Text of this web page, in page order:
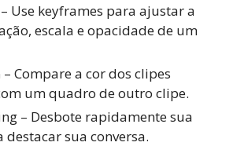
Use keyframes para ajustar a
escala e opacidade de um
Compare a cor dos clipes
um quadro de outro clipe.
– Desbote rapidamente sua
destacar sua conversa.